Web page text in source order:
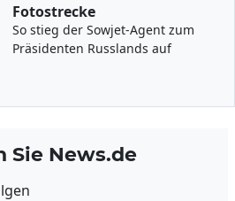
Fotostrecke
So stieg der Sowjet-Agent zum
Präsidenten Russlands auf
Sie News.de